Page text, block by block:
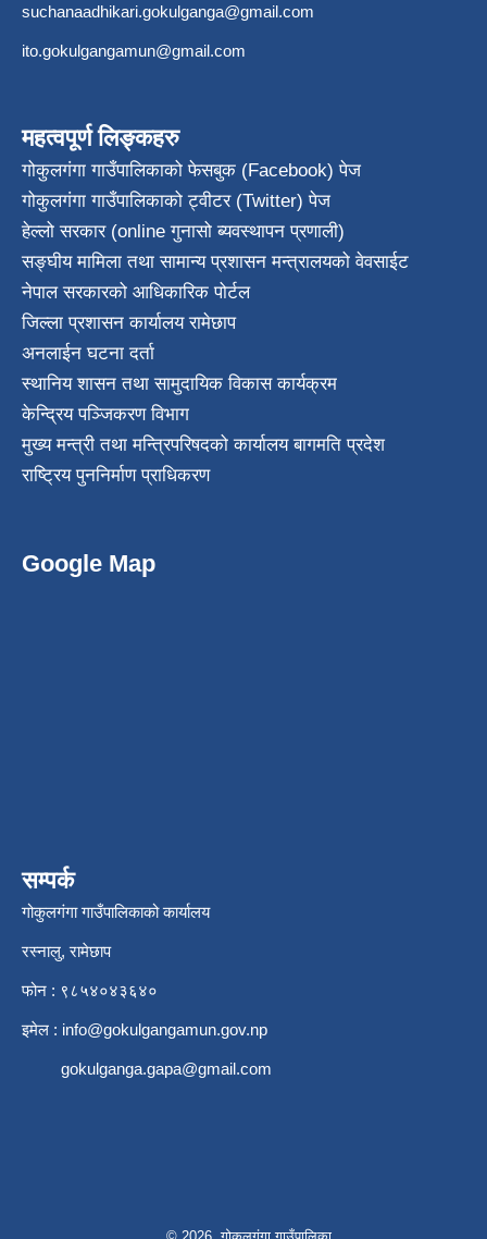
suchanaadhikari.gokulganga@gmail.com
ito.gokulgangamun@gmail.com
महत्वपूर्ण लिङ्कहरु
गोकुलगंगा गाउँपालिकाको फेसबुक (Facebook) पेज
गोकुलगंगा गाउँपालिकाको ट्वीटर (Twitter) पेज
हेल्लो सरकार (online गुनासो ब्यवस्थापन प्रणाली)
सङ्घीय मामिला तथा सामान्य प्रशासन मन्त्रालयको वेवसाईट
नेपाल सरकारको आधिकारिक पोर्टल
जिल्ला प्रशासन कार्यालय रामेछाप
अनलाईन घटना दर्ता
स्थानिय शासन तथा सामुदायिक विकास कार्यक्रम
केन्द्रिय पञ्जिकरण विभाग
मुख्य मन्त्री तथा मन्त्रिपरिषदको कार्यालय बागमति प्रदेश
राष्ट्रिय पुननिर्माण प्राधिकरण
Google Map
सम्पर्क
गोकुलगंगा गाउँपालिकाको कार्यालय
रस्नालु, रामेछाप
फोन : ९८५४०४३६४०
इमेल : info@gokulgangamun.gov.np
gokulganga.gapa@gmail.com